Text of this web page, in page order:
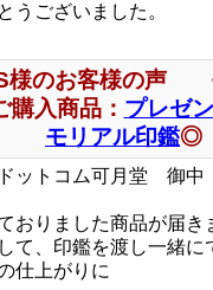
うございました。
のお客様の声
入商品： プレゼ
モリアル印鑑◎
ットコム可月堂 御中
おりました商品が届き
て、印鑑を渡し一緒に
仕上がりに